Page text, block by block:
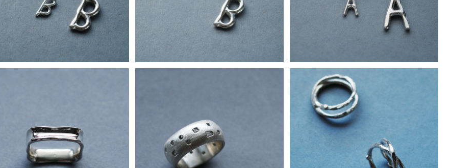
ウ スクエア リング シルバー925 メ
ンズ ユニセックス
¥17,800
艶消し ドット リング シルバー925 メン
ズ ユニセックス
¥21,800
2コset) 細枝 テクスチャー 2連 リング
シルバー925
¥24,800